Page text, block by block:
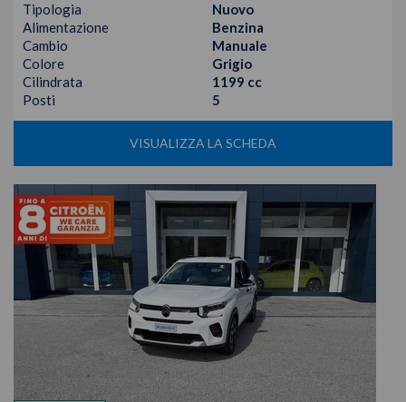
Tipologia
Nuovo
Alimentazione
Benzina
Cambio
Manuale
Colore
Grigio
Cilindrata
1199 cc
Posti
5
VISUALIZZA LA SCHEDA